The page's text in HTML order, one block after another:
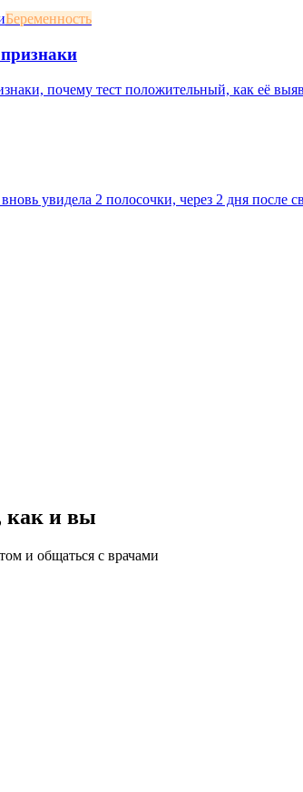
Беременность
почему тест положительный, как её
увидела 2 полосочки, через 2 дня после
как и вы
и общаться с врачами